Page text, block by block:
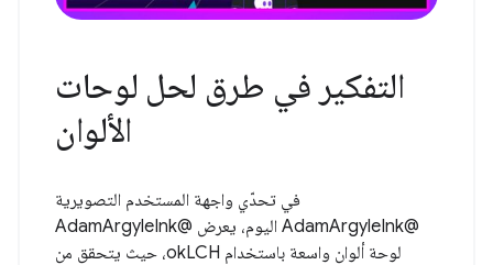
التفكير في طرق لحل لوحات
الألوان
في تحدّي واجهة المستخدم التصويرية
@AdamArgyleInk اليوم، يعرض @AdamArgyleInk
لوحة ألوان واسعة باستخدام okLCH، حيث يتحقق من